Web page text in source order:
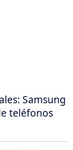
Samsung
teléfonos